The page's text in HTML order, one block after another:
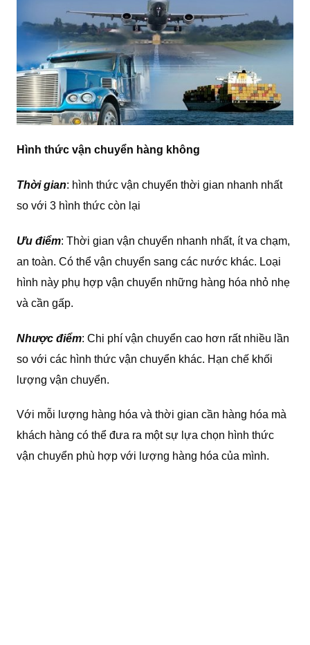
Hình thức vận chuyển hàng không
Thời gian: hình thức vận chuyển thời gian nhanh nhất
so với 3 hình thức còn lại
Ưu điểm: Thời gian vận chuyển nhanh nhất, ít va chạm,
an toàn. Có thể vận chuyển sang các nước khác. Loại
hình này phụ hợp vận chuyển những hàng hóa nhỏ nhẹ
và cần gấp.
Nhược điểm: Chi phí vận chuyển cao hơn rất nhiều lần
so với các hình thức vận chuyển khác. Hạn chế khối
lượng vận chuyển.
Với mỗi lượng hàng hóa và thời gian cần hàng hóa mà
khách hàng có thể đưa ra một sự lựa chọn hình thức
vận chuyển phù hợp với lượng hàng hóa của mình.